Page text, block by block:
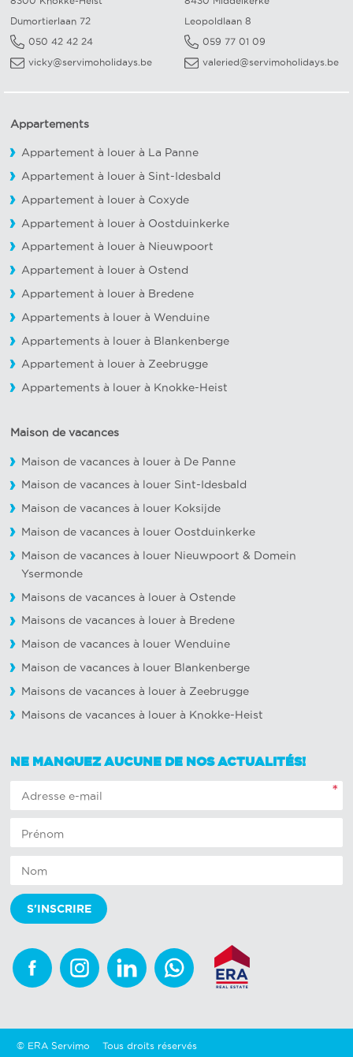
Dumortierlaan 72
050 42 42 24
vicky@servimoholidays.be
Leopoldlaan 8
059 77 01 09
valeried@servimoholidays.be
Appartements
Appartement à louer à La Panne
Appartement à louer à Sint-Idesbald
Appartement à louer à Coxyde
Appartement à louer à Oostduinkerke
Appartement à louer à Nieuwpoort
Appartement à louer à Ostend
Appartement à louer à Bredene
Appartements à louer à Wenduine
Appartements à louer à Blankenberge
Appartement à louer à Zeebrugge
Appartements à louer à Knokke-Heist
Maison de vacances
Maison de vacances à louer à De Panne
Maison de vacances à louer Sint-Idesbald
Maison de vacances à louer Koksijde
Maison de vacances à louer Oostduinkerke
Maison de vacances à louer Nieuwpoort & Domein
Ysermonde
Maisons de vacances à louer à Ostende
Maisons de vacances à louer à Bredene
Maison de vacances à louer Wenduine
Maison de vacances à louer Blankenberge
Maisons de vacances à louer à Zeebrugge
Maisons de vacances à louer à Knokke-Heist
NE MANQUEZ AUCUNE DE NOS ACTUALITÉS!
*
© ERA Servimo Tous droits réservés